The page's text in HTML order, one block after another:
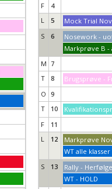
F
4
L
5
Mock Trial
S
6
Nosework -
Markprøve B -
M 7
T
8
Brugsprøve -
O 9
T
10
F
11
L
12
Markprøve
WT alle
S
13
Rally - Herfølge
WT - HOLD